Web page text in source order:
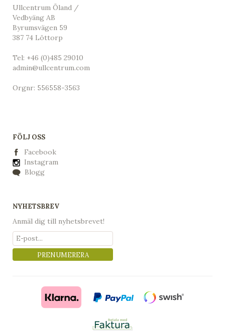
Ullcentrum Öland /
Vedbyäng AB
Byrumsvägen 59
387 74 Löttorp
Tel: +46 (0)485 29010
admin@ullcentrum.com
Orgnr: 556558-3563
FÖLJ OSS
Facebook
Instagram
Blogg
NYHETSBREV
Anmäl dig till nyhetsbrevet!
PRENUMERERA